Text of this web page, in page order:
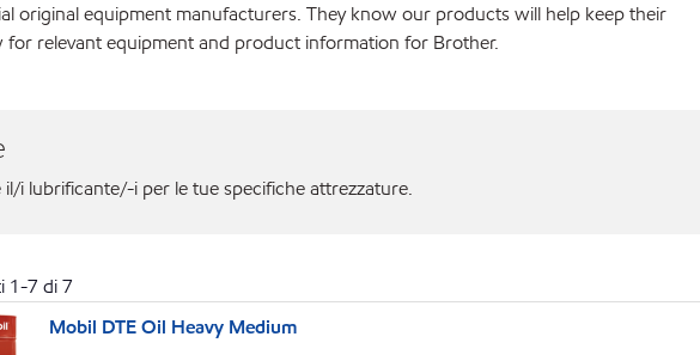
original equipment manufacturers. They know our products will help keep their
relevant equipment and product information for Brother.
i lubrificante/-i per le tue specifiche attrezzature.
1-7 di7
Mobil DTE Oil Heavy Medium